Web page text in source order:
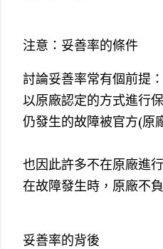
注意：妥善率的條件
討論妥善率常有個前提：
以原廠認定的方式進行
仍發生的故障被官方(原
也因此許多不在原廠進
在故障發生時，原廠不
妥善率的背後